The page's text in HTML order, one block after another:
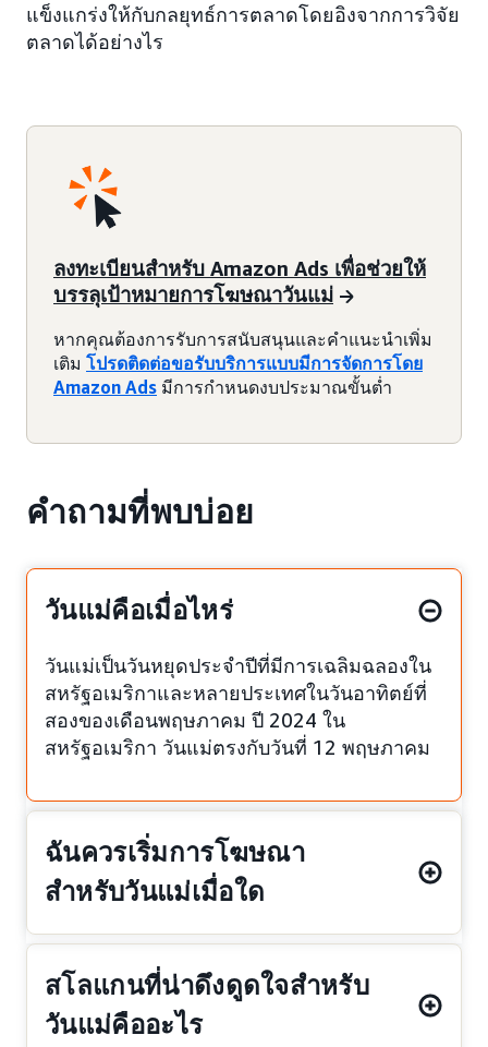
แข็งแกร่งให้กับกลยุทธ์การตลาดโดยอิงจากการวิจัย
ตลาดได้อย่างไร
ลงทะเบียนสำหรับ Amazon Ads เพื่อช่วยให้
บรรลุเป้าหมายการโฆษณาวันแม่
หากคุณต้องการรับการสนับสนุนและคำแนะนำเพิ่ม
เติม โปรดติดต่อขอรับบริการแบบมีการจัดการโดย
Amazon Ads มีการกำหนดงบประมาณขั้นต่ำ
คำถามที่พบบ่อย
วันแม่คือเมื่อไหร่
วันแม่เป็นวันหยุดประจำปีที่มีการเฉลิมฉลองใน
สหรัฐอเมริกาและหลายประเทศในวันอาทิตย์ที่
สองของเดือนพฤษภาคม ปี 2024 ใน
สหรัฐอเมริกา วันแม่ตรงกับวันที่ 12 พฤษภาคม
ฉันควรเริ่มการโฆษณา
สำหรับวันแม่เมื่อใด
สโลแกนที่น่าดึงดูดใจสำหรับ
วันแม่คืออะไร